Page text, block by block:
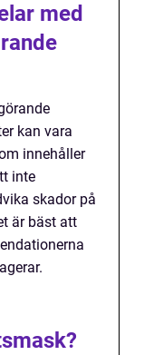
med
kan vara
innehåller
inte
skador på
är bäst att